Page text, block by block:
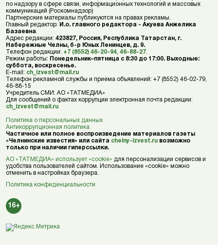
по надзору в сфере связи, информационных технологий и массовых
коммуникаций (Роскомнадзор)
Партнерские материалы публикуются на правах рекламы.
Главный редактор: И.о. главного редактора - Акуева Анжелика
Базаевна
Адрес редакции: 423827, Россия, Республика Татарстан, г.
Набережные Челны, б-р Юных Ленинцев, д. 9.
Телефон редакции: +7 (8552) 46-20-94 46-88-27
Режим работы: Понедельник–пятница с 8:30 до 17:00. Выходные:
суббота, воскресенье.
E-mail: ch_izvest@mail.ru
Телефон рекламной службы и приема объявлений: +7 (8552) 46-02-79,
46-88-15
Учредитель СМИ: АО «ТАТМЕДИА»
Для сообщений о фактах коррупции электронная почта редакции:
ch_izvest@mail.ru
Политика о персональных данных
Антикоррупционная политика
Частичное или полное воспроизведение материалов газеты
«Челнинские известия» или сайта chelny-izvest.ru возможно
только при наличии гиперссылки.
АО «ТАТМЕДИА» использует «cookie» для персонализации сервисов и
удобства пользователей сайтом. Использование «cookie» можно
отменить в настройках браузера.
Политика конфиденциальности
16+